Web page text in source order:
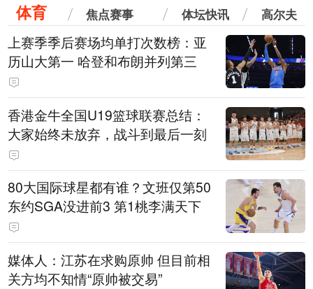
体育 焦点赛事 体坛快讯 高尔夫
上赛季季后赛场均单打次数榜：亚
历山大第一 哈登和布朗并列第三
香港金牛全国U19篮球联赛总结：
大家始终未放弃，战斗到最后一刻
80大国际球星都有谁？文班仅第50
东约SGA没进前3 第1桃李满天下
媒体人：江苏在求购原帅 但目前相
关方均不知情“原帅被交易”